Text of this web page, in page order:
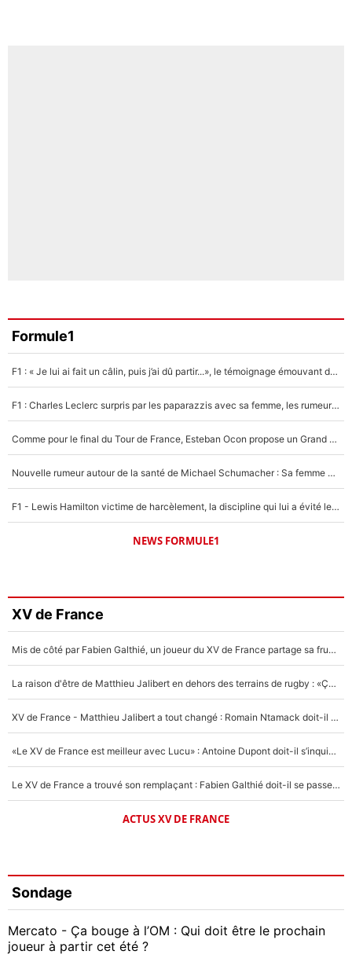
Formule1
F1 : « Je lui ai fait un câlin, puis j’ai dû partir...», le témoignage émouvant de Max Verstappen sur sa fille
F1 : Charles Leclerc surpris par les paparazzis avec sa femme, les rumeurs étaient vraies !
Comme pour le final du Tour de France, Esteban Ocon propose un Grand Prix de Formule 1 à Paris : «Autour de l’Arc de Triomphe, ce serait génial» !
Nouvelle rumeur autour de la santé de Michael Schumacher : Sa femme Corinna sort du silence
F1 - Lewis Hamilton victime de harcèlement, la discipline qui lui a évité le pire : «J'aurais probablement mal tourné»
NEWS FORMULE1
XV de France
Mis de côté par Fabien Galthié, un joueur du XV de France partage sa frustration : «ils ne me l’ont pas dit tout de suite»
La raison d'être de Matthieu Jalibert en dehors des terrains de rugby : «Ça m'atteint autant que si tu touches à un membre de ma famille»
XV de France - Matthieu Jalibert a tout changé : Romain Ntamack doit-il s’inquiéter pour sa place à un an de la Coupe du monde ?
«Le XV de France est meilleur avec Lucu» : Antoine Dupont doit-il s’inquiéter pour sa place ?
Le XV de France a trouvé son remplaçant : Fabien Galthié doit-il se passer d'Antoine Dupont ?
ACTUS XV DE FRANCE
Sondage
Mercato - Ça bouge à l’OM : Qui doit être le prochain
joueur à partir cet été ?